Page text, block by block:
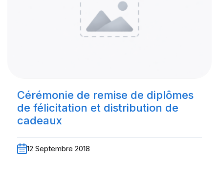
Cérémonie de remise de diplômes
de félicitation et distribution de
cadeaux
12 Septembre 2018